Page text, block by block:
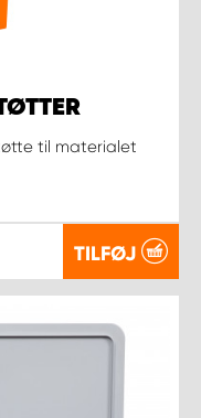
til materialet
TILFØJ